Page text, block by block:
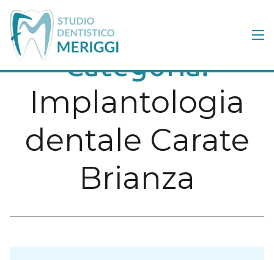
Categoria:
Implantologia
dentale Carate
Brianza